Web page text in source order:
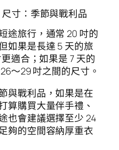
寸：季節與戰利品
途旅行，通常 20 吋的
如果是長達 5 天的旅
適合；如果是 7 天的
～29 吋之間的尺寸。
與戰利品，如果是在
算購買大量伴手禮、
也會建議選擇至少 24
夠的空間容納厚重衣